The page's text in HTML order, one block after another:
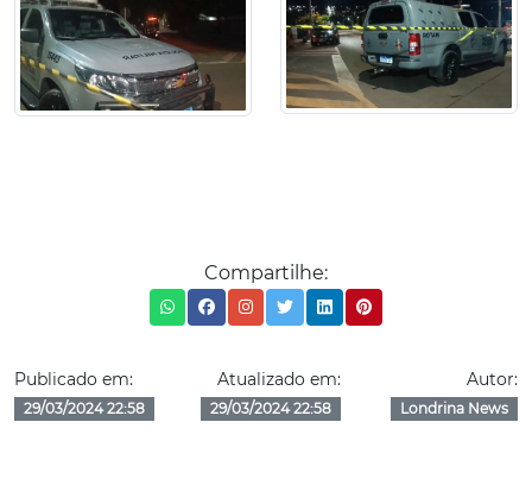
Compartilhe:
Publicado em:
29/03/2024 22:58
Atualizado em:
29/03/2024 22:58
Autor:
Londrina News